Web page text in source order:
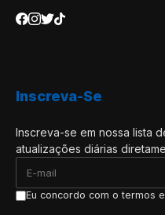
Inscreva-Se
Inscreva-se em nossa lista
atualizações diárias
Eu concordo com o termos